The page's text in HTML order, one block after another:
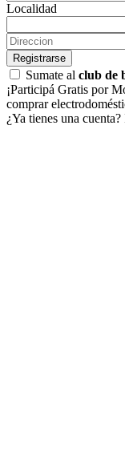
Localidad
Registrarse
Sumate al club de
¡Participá Gratis por
comprar
¿Ya tienes una cuenta?